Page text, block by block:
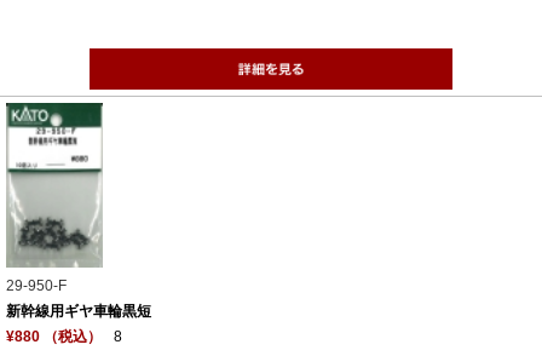
29-950-F
新幹線用ギヤ車輪黒短
¥880 （税込）
8